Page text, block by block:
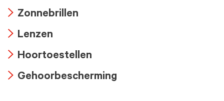
icon
icon
Zonnebrillen
icon
Lenzen
icon
Hoortoestellen
Gehoorbescherming